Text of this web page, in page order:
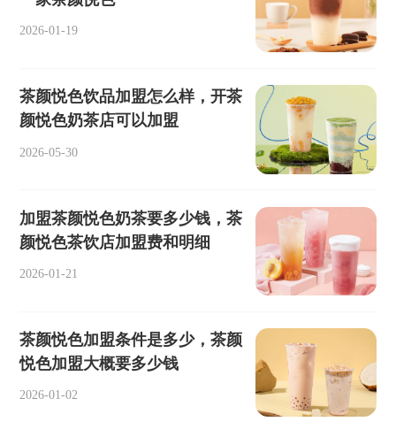
2026-01-19
茶颜悦色饮品加盟怎么样，开茶
颜悦色奶茶店可以加盟
2026-05-30
加盟茶颜悦色奶茶要多少钱，茶
颜悦色茶饮店加盟费和明细
2026-01-21
茶颜悦色加盟条件是多少，茶颜
悦色加盟大概要多少钱
2026-01-02